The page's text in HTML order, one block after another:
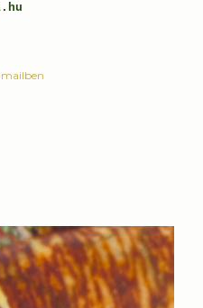
mailben